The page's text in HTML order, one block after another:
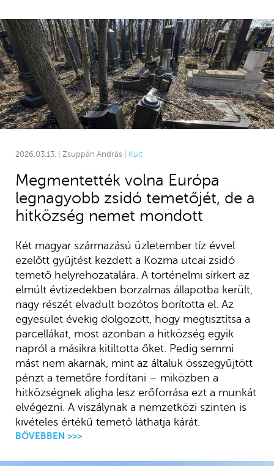
2026.03.13. | Zsuppán András | Kult
Megmentették volna Európa
legnagyobb zsidó temetőjét, de a
hitközség nemet mondott
Két magyar származású üzletember tíz évvel
ezelőtt gyűjtést kezdett a Kozma utcai zsidó
temető helyrehozatalára. A történelmi sírkert az
elmúlt évtizedekben borzalmas állapotba került,
nagy részét elvadult bozótos borította el. Az
egyesület évekig dolgozott, hogy megtisztítsa a
parcellákat, most azonban a hitközség egyik
napról a másikra kitiltotta őket. Pedig semmi
mást nem akarnak, mint az általuk összegyűjtött
pénzt a temetőre fordítani – miközben a
hitközségnek aligha lesz erőforrása ezt a munkát
elvégezni. A viszálynak a nemzetközi szinten is
kivételes értékű temető láthatja kárát.
BŐVEBBEN >>>